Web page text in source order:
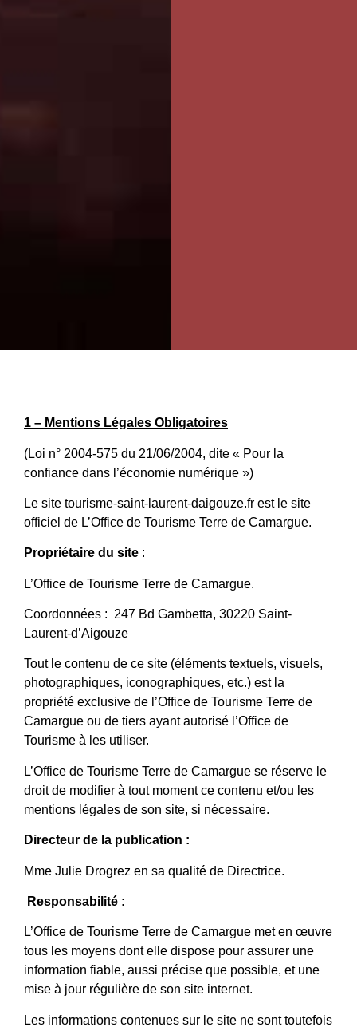
1 – Mentions Légales Obligatoires
(Loi n° 2004-575 du 21/06/2004, dite « Pour la
confiance dans l’économie numérique »)
Le site tourisme-saint-laurent-daigouze.fr est le site
officiel de L’Office de Tourisme Terre de Camargue.
Propriétaire du site :
L’Office de Tourisme Terre de Camargue.
Coordonnées : 247 Bd Gambetta, 30220 Saint-
Laurent-d’Aigouze
Tout le contenu de ce site (éléments textuels, visuels,
photographiques, iconographiques, etc.) est la
propriété exclusive de l’Office de Tourisme Terre de
Camargue ou de tiers ayant autorisé l’Office de
Tourisme à les utiliser.
L’Office de Tourisme Terre de Camargue se réserve le
droit de modifier à tout moment ce contenu et/ou les
mentions légales de son site, si nécessaire.
Directeur de la publication :
Mme Julie Drogrez en sa qualité de Directrice.
Responsabilité :
L’Office de Tourisme Terre de Camargue met en œuvre
tous les moyens dont elle dispose pour assurer une
information fiable, aussi précise que possible, et une
mise à jour régulière de son site internet.
Les informations contenues sur le site ne sont toutefois